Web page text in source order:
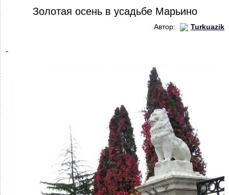
Золотая осень в усадьбе Марьино
Автор: Turkuazik
-